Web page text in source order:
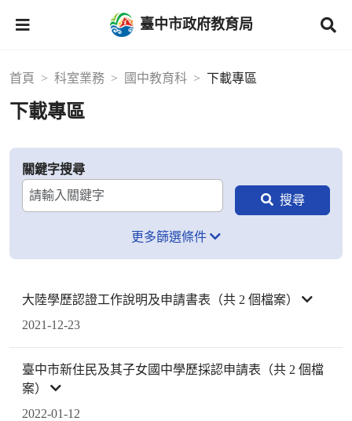
臺中市政府教育局
首頁 科室業務 國中教育科 下載專區
下載專區
關鍵字搜尋
更多篩選條件
大陸學歷認證工作說明及申請書表（共 2 個檔案）
2021-12-23
臺中市新住民及其子女國中學歷採認申請表（共 2 個檔
案）
2022-01-12